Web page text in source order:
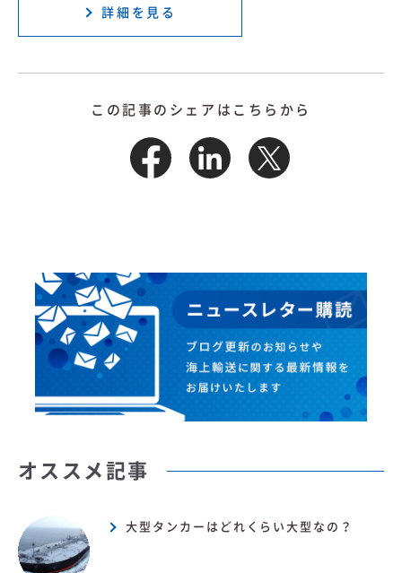
詳細を見る
この記事のシェアはこちらから
オススメ記事
大型タンカーはどれくらい大型なの？